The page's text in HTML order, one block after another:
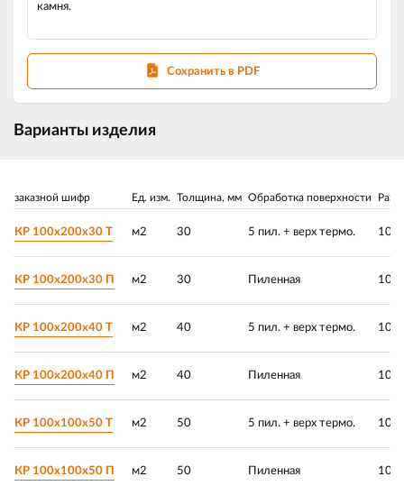
камня.
Сохранить в PDF
Варианты изделия
заказной шифр Ед. изм. Толщина, мм Обработка поверхности
КР 100х200х30 Т м2 30 5 пил. + верх термо. 100
КР 100х200х30 П м2 30 Пиленная 100
КР 100х200х40 Т м2 40 5 пил. + верх термо. 100
КР 100х200х40 П м2 40 Пиленная 100
КР 100х100х50 Т м2 50 5 пил. + верх термо. 100
КР 100х100х50 П м2 50 Пиленная 100